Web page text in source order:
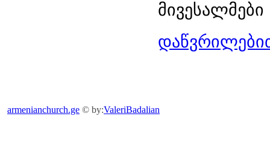
armenianchurch.ge © by:ValeriBadalian